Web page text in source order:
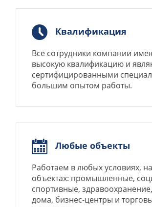
Квалификация
Все сотрудники компании
высокую квалификацию и
сертифицированными
большим опытом работы.
Любые объекты
Работаем в любых условиях,
объектах: промышленные,
спортивные,
дома, бизнес-центры и